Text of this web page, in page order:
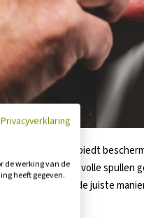
alarmsysteem biedt
zijn uw waardevolle
u het alarm op de juiste
Privacyverklaring
de werking van de
heeft gegeven.